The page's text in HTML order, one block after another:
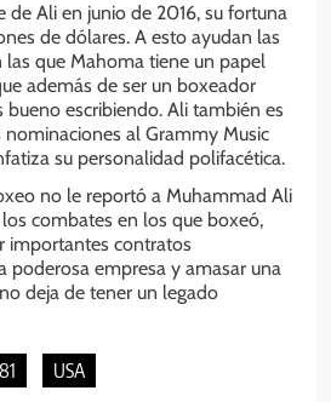
de Ali en junio de 2016, su fortuna
de dólares. A esto ayudan las
las que Mahoma tiene un papel
además de ser un boxeador
escribiendo. Ali también es
al Grammy Music
su personalidad polifacética.
no le reportó a Muhammad Ali
combates en los que boxeó,
importantes contratos
poderosa empresa y amasar una
deja de tener un legado
USA